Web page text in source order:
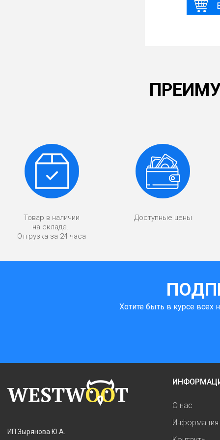
Товар в наличии
на складе.
Отгрузка за 24 часа
Доступные цены
Хотите быть в курсе всех
ИП Зырянова Ю.А.
О нас
Информация